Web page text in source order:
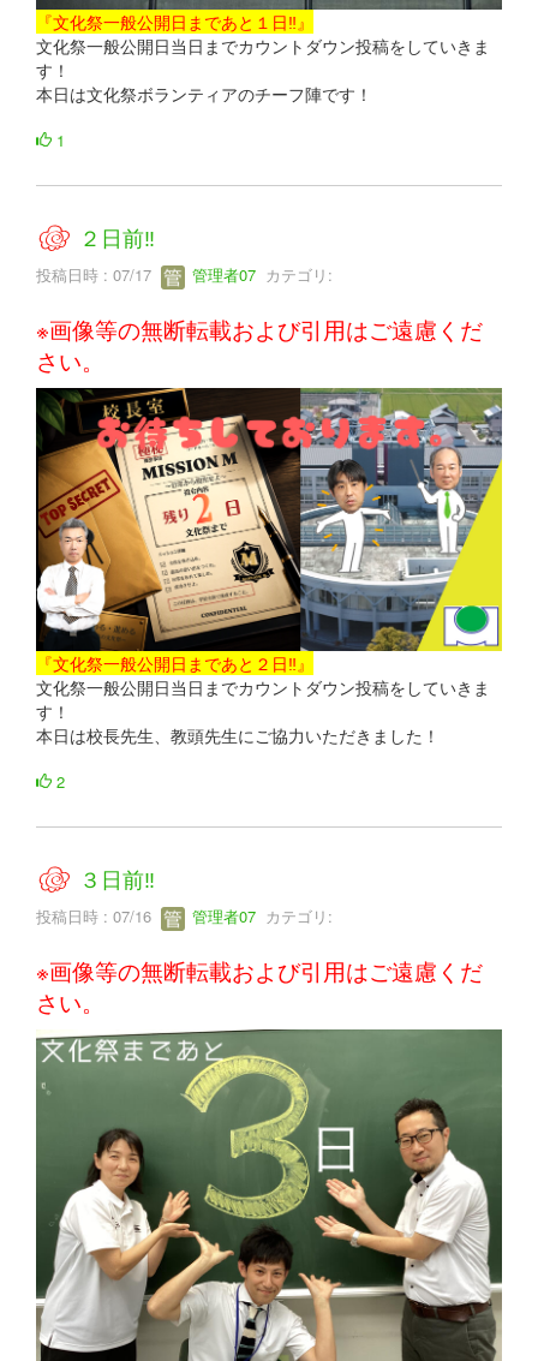
『文化祭一般公開日まであと１日‼』
文化祭一般公開日当日までカウントダウン投稿をしていきま
す！
本日は文化祭ボランティアのチーフ陣です！
1
２日前‼
投稿日時 : 07/17 管理者07 カテゴリ:
※画像等の無断転載および引用はご遠慮くだ
さい。
『文化祭一般公開日まであと２日‼』
文化祭一般公開日当日までカウントダウン投稿をしていきま
す！
本日は校長先生、教頭先生にご協力いただきました！
2
３日前‼
投稿日時 : 07/16 管理者07 カテゴリ:
※画像等の無断転載および引用はご遠慮くだ
さい。